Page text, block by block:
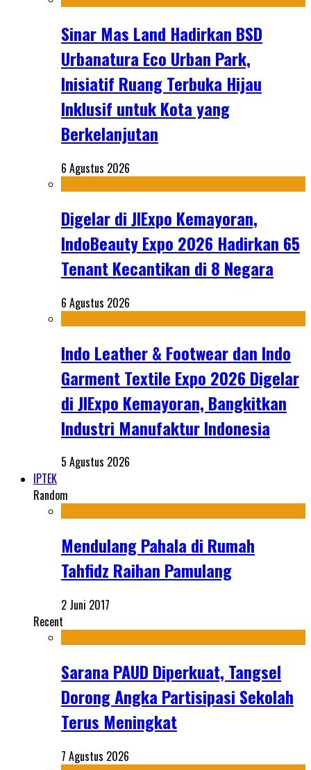
Sinar Mas Land Hadirkan BSD
Urbanatura Eco Urban Park,
Inisiatif Ruang Terbuka Hijau
Inklusif untuk Kota yang
Berkelanjutan
6 Agustus 2026
Digelar di JIExpo Kemayoran,
IndoBeauty Expo 2026 Hadirkan 65
Tenant Kecantikan di 8 Negara
6 Agustus 2026
Indo Leather & Footwear dan Indo
Garment Textile Expo 2026 Digelar
di JIExpo Kemayoran, Bangkitkan
Industri Manufaktur Indonesia
5 Agustus 2026
IPTEK
Random
Mendulang Pahala di Rumah
Tahfidz Raihan Pamulang
2 Juni 2017
Recent
Sarana PAUD Diperkuat, Tangsel
Dorong Angka Partisipasi Sekolah
Terus Meningkat
7 Agustus 2026